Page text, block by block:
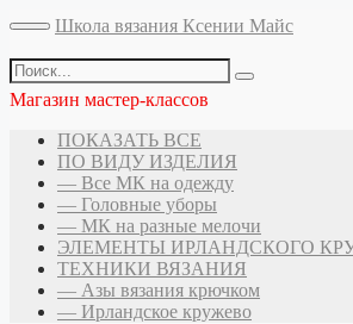
Школа вязания Ксении Майс
Магазин мастер-классов
ПОКАЗАТЬ ВСЕ
ПО ВИДУ ИЗДЕЛИЯ
— Все МК на одежду
— Головные уборы
— МК на разные мелочи
ЭЛЕМЕНТЫ ИРЛАНДСКОГО
ТЕХНИКИ ВЯЗАНИЯ
— Азы вязания крючком
— Ирландское кружево